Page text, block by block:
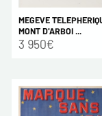
MEGEVE
MONT D'ARBOI ...
3 950€